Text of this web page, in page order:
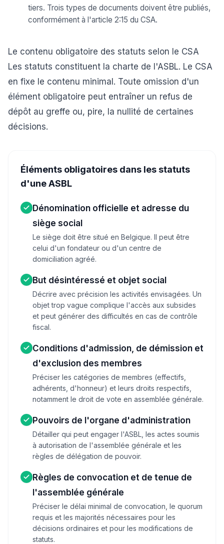
tiers. Trois types de documents doivent être publiés,
conformément à l'article 2:15 du CSA.
Le contenu obligatoire des statuts selon le CSA
Les statuts constituent la charte de l'ASBL. Le CSA
en fixe le contenu minimal. Toute omission d'un
élément obligatoire peut entraîner un refus de
dépôt au greffe ou, pire, la nullité de certaines
décisions.
Éléments obligatoires dans les statuts
d'une ASBL
Dénomination officielle et adresse du
siège social
Le siège doit être situé en Belgique. Il peut être
celui d'un fondateur ou d'un centre de
domiciliation agréé.
But désintéressé et objet social
Décrire avec précision les activités envisagées. Un
objet trop vague complique l'accès aux subsides
et peut générer des difficultés en cas de contrôle
fiscal.
Conditions d'admission, de démission et
d'exclusion des membres
Préciser les catégories de membres (effectifs,
adhérents, d'honneur) et leurs droits respectifs,
notamment le droit de vote en assemblée générale.
Pouvoirs de l'organe d'administration
Détailler qui peut engager l'ASBL, les actes soumis
à autorisation de l'assemblée générale et les
règles de délégation de pouvoir.
Règles de convocation et de tenue de
l'assemblée générale
Préciser le délai minimal de convocation, le quorum
requis et les majorités nécessaires pour les
décisions ordinaires et pour les modifications de
statuts.